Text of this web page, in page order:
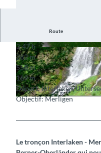
© Pilgerwege Schweiz
© Pilgerwege Schweiz
Route
3:47 h
282 m
558 m
169 m
Départ: Interlaken/
Objectif: Merligen
Le tronçon Interlaken -